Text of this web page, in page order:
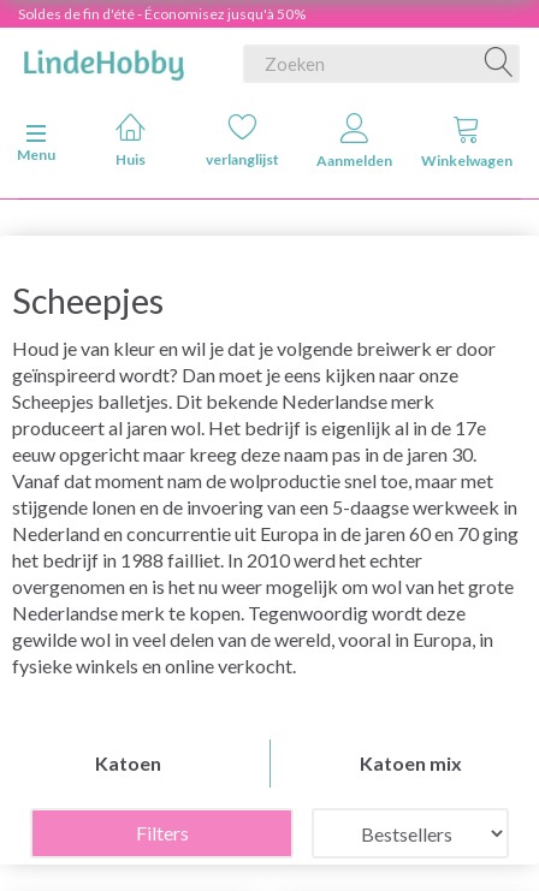
Soldes de fin d'été - Économisez jusqu'à 50%
Navigatie in-/uitschakelen
Menu
Huis verlanglijst Aanmelden Winkelwagen
Scheepjes
Houd je van kleur en wil je dat je volgende breiwerk er door
geïnspireerd wordt? Dan moet je eens kijken naar onze
Scheepjes balletjes. Dit bekende Nederlandse merk
produceert al jaren wol. Het bedrijf is eigenlijk al in de 17e
eeuw opgericht maar kreeg deze naam pas in de jaren 30.
Vanaf dat moment nam de wolproductie snel toe, maar met
stijgende lonen en de invoering van een 5-daagse werkweek in
Nederland en concurrentie uit Europa in de jaren 60 en 70 ging
het bedrijf in 1988 failliet. In 2010 werd het echter
overgenomen en is het nu weer mogelijk om wol van het grote
Nederlandse merk te kopen. Tegenwoordig wordt deze
gewilde wol in veel delen van de wereld, vooral in Europa, in
fysieke winkels en online verkocht.
Katoen Katoen mix
Filters